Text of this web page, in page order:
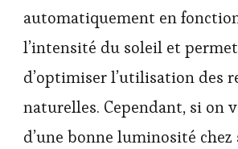
automatiquement en
l’intensité du soleil et
d’optimiser l’utilisation des
naturelles. Cependant, si on
d’une bonne luminosité